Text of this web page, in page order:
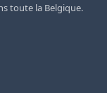
toute la Belgique.